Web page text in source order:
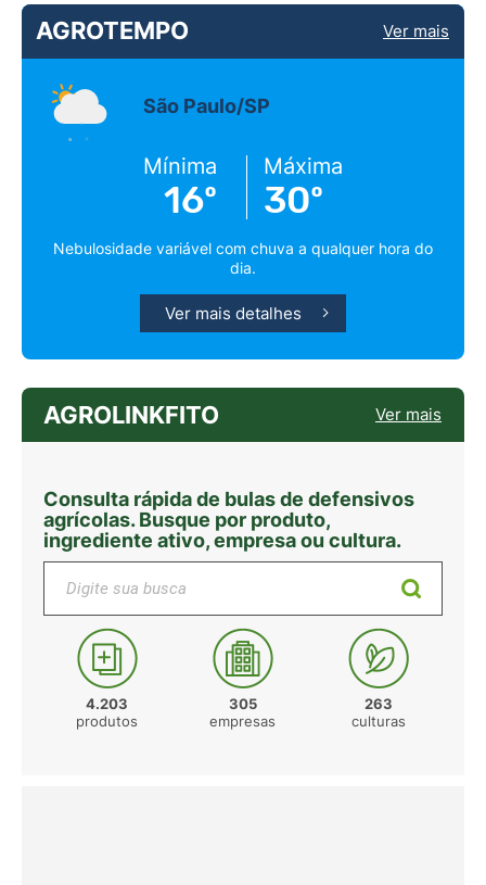
AGROTEMPO Ver mais
São Paulo/SP
Mínima
16º
Máxima
30º
Nebulosidade variável com chuva a qualquer hora do
dia.
Ver mais detalhes
AGROLINKFITO Ver mais
Consulta rápida de bulas de defensivos
agrícolas. Busque por produto,
ingrediente ativo, empresa ou cultura.
4.203
produtos
305
empresas
263
culturas